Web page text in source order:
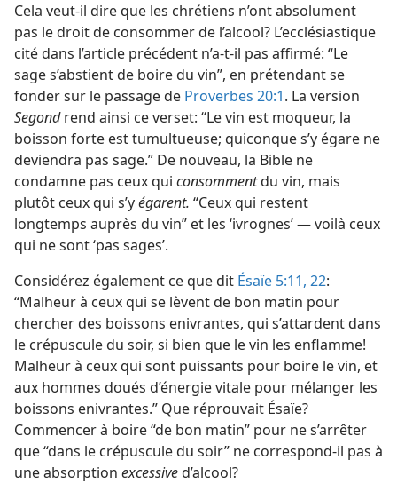
Cela veut-​il dire que les chrétiens n’ont absolument
pas le droit de consommer de l’alcool? L’ecclésiastique
cité dans l’article précédent n’a-​t-​il pas affirmé: “Le
sage s’abstient de boire du vin”, en prétendant se
fonder sur le passage de Proverbes 20:1. La version
Segondrend ainsi ce verset: “Le vin est moqueur, la
boisson forte est tumultueuse; quiconque s’y égare ne
deviendra pas sage.” De nouveau, la Bible ne
condamne pas ceux qui consommentdu vin, mais
plutôt ceux qui s’yégarent. “Ceux qui restent
longtemps auprès du vin” et les ‘ivrognes’ — voilà ceux
qui ne sont ‘pas sages’.
Considérez également ce que dit Ésaïe 5:11, 22:
“Malheur à ceux qui se lèvent de bon matin pour
chercher des boissons enivrantes, qui s’attardent dans
le crépuscule du soir, si bien que le vin les enflamme!
Malheur à ceux qui sont puissants pour boire le vin, et
aux hommes doués d’énergie vitale pour mélanger les
boissons enivrantes.” Que réprouvait Ésaïe?
Commencer à boire “de bon matin” pour ne s’arrêter
que “dans le crépuscule du soir” ne correspond-​il pas à
une absorption excessived’alcool?